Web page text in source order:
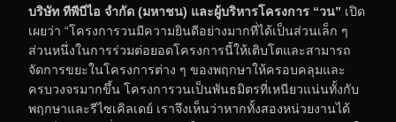
บริษัท ทีพีบีไอ จำกัด (มหาชน) และผู้บริหารโครงการ “วน” เปิด
เผยว่า “โครงการวนมีความยินดีอย่างมากที่ได้เป็นส่วนเล็ก ๆ
ส่วนหนึ่งในการร่วมต่อยอดโครงการนี้ให้เติบโตและสามารถ
จัดการขยะในโครงการต่าง ๆ ของพฤกษาให้ครอบคลุมและ
ครบวงจรมากขึ้น โครงการวนเป็นพันธมิตรที่เหนียวแน่นทั้งกับ
พฤกษาและรีไซเคิลเดย์ เราจึงเห็นว่าหากทั้งสองหน่วยงานได้